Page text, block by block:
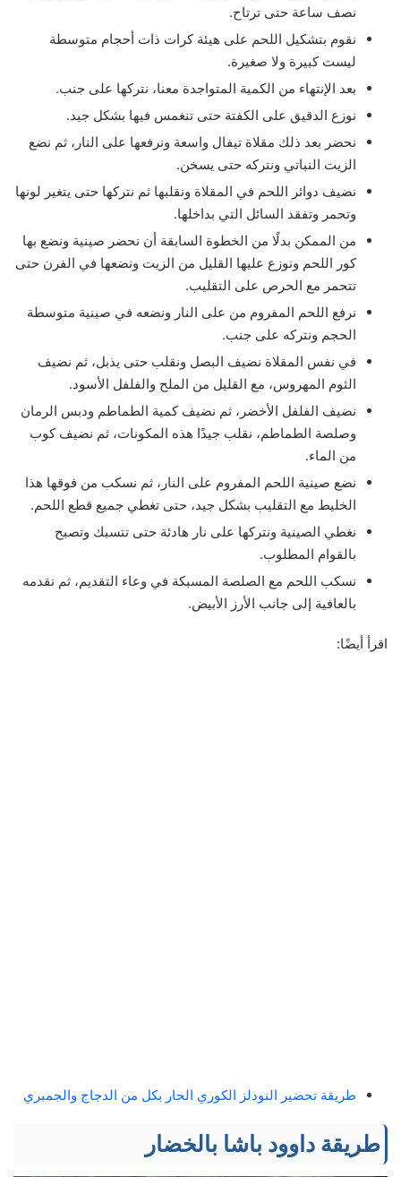
نصف ساعة حتى ترتاح.
نقوم بتشكيل اللحم على هيئة كرات ذات أحجام متوسطة
ليست كبيرة ولا صغيرة.
بعد الإنتهاء من الكمية المتواجدة معنا، نتركها على جنب.
نوزع الدقيق على الكفتة حتى تنغمس فيها بشكل جيد.
نحضر بعد ذلك مقلاة تيفال واسعة ونرفعها على النار، ثم نضع
الزيت النباتي ونتركه حتى يسخن.
نضيف دوائر اللحم في المقلاة ونقلبها ثم نتركها حتى يتغير لونها
وتحمر وتفقد السائل التي بداخلها.
من الممكن بدلًا من الخطوة السابقة أن نحضر صينية ونضع بها
كور اللحم ونوزع عليها القليل من الزيت ونضعها في الفرن حتى
تتحمر مع الحرص على التقليب.
نرفع اللحم المفروم من على النار ونضعه في صينية متوسطة
الحجم ونتركه على جنب.
في نفس المقلاة نضيف البصل ونقلب حتى يذبل، ثم نضيف
الثوم المهروس، مع القليل من الملح والفلفل الأسود.
نضيف الفلفل الأخضر، ثم نضيف كمية الطماطم ودبس الرمان
وصلصة الطماطم، نقلب جيدًا هذه المكونات، ثم نضيف كوب
من الماء.
نضع صينية اللحم المفروم على النار، ثم نسكب من فوقها هذا
الخليط مع التقليب بشكل جيد، حتى تغطي جميع قطع اللحم.
نغطي الصينية ونتركها على نار هادئة حتى تتسبك وتصبح
بالقوام المطلوب.
نسكب اللحم مع الصلصة المسبكة في وعاء التقديم، ثم نقدمه
بالعافية إلى جانب الأرز الأبيض.
اقرأ أيضًا:
طريقة تحضير النودلز الكوري الحار بكل من الدجاج والجمبري
طريقة داوود باشا بالخضار